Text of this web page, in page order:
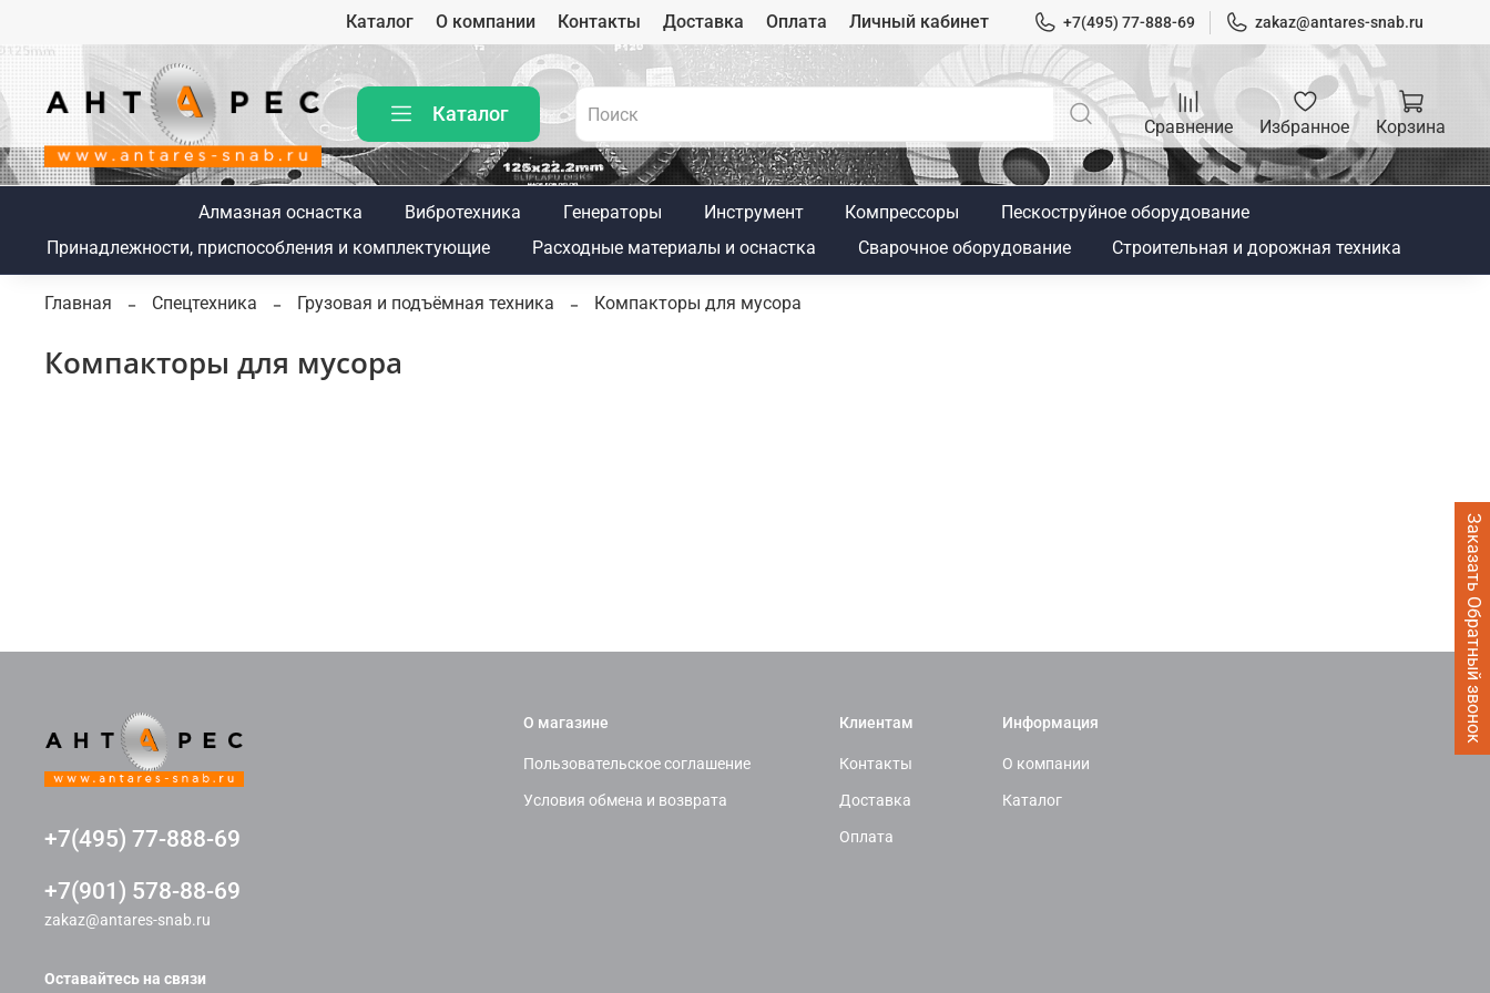
Заказать Обратный звонок
Каталог О компании Контакты Доставка Оплата Личный кабинет +7(495) 77-888-69 zakaz@antares-snab.ru
Каталог
Сравнение Избранное Корзина
Алмазная оснастка Вибротехника Генераторы Инструмент Компрессоры
Пескоструйное оборудование
Принадлежности, приспособления и комплектующие
Расходные материалы и оснастка Сварочное оборудование Строительная и дорожная техника
Главная Спецтехника Грузовая и подъёмная техника Компакторы для мусора
Компакторы для мусора
О магазине
Пользовательское соглашение
Условия обмена и возврата
Клиентам
Контакты
Доставка
Оплата
Информация
О компании
Каталог
+7(495) 77-888-69
+7(901) 578-88-69
zakaz@antares-snab.ru
Оставайтесь на связи